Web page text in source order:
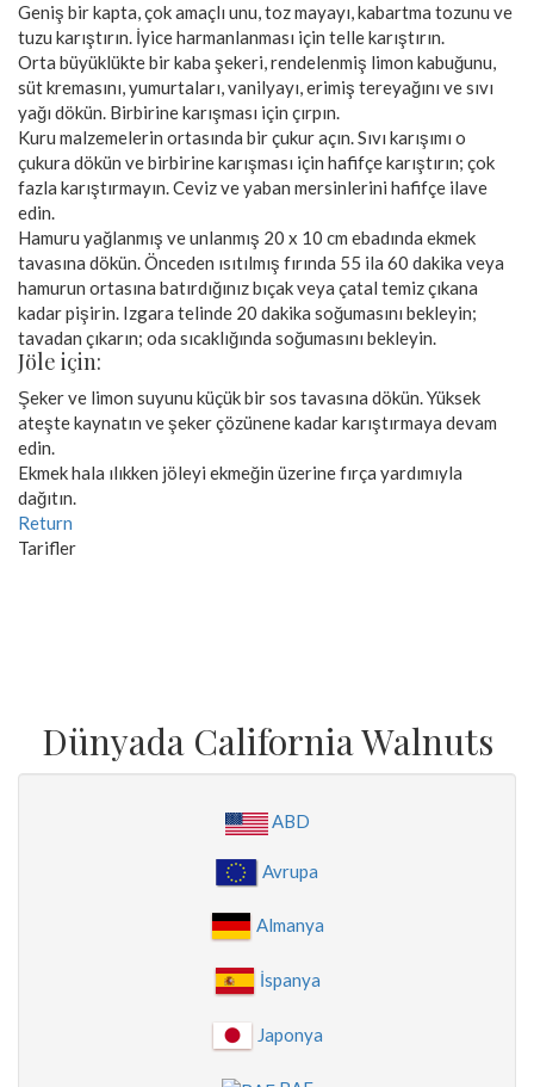
Geniş bir kapta, çok amaçlı unu, toz mayayı, kabartma tozunu ve
tuzu karıştırın. İyice harmanlanması için telle karıştırın.
Orta büyüklükte bir kaba şekeri, rendelenmiş limon kabuğunu,
süt kremasını, yumurtaları, vanilyayı, erimiş tereyağını ve sıvı
yağı dökün. Birbirine karışması için çırpın.
Kuru malzemelerin ortasında bir çukur açın. Sıvı karışımı o
çukura dökün ve birbirine karışması için hafifçe karıştırın; çok
fazla karıştırmayın. Ceviz ve yaban mersinlerini hafifçe ilave
edin.
Hamuru yağlanmış ve unlanmış 20 x 10 cm ebadında ekmek
tavasına dökün. Önceden ısıtılmış fırında 55 ila 60 dakika veya
hamurun ortasına batırdığınız bıçak veya çatal temiz çıkana
kadar pişirin. Izgara telinde 20 dakika soğumasını bekleyin;
tavadan çıkarın; oda sıcaklığında soğumasını bekleyin.
Jöle için:
Şeker ve limon suyunu küçük bir sos tavasına dökün. Yüksek
ateşte kaynatın ve şeker çözünene kadar karıştırmaya devam
edin.
Ekmek hala ılıkken jöleyi ekmeğin üzerine fırça yardımıyla
dağıtın.
Return
Tarifler
Dünyada California Walnuts
ABD
Avrupa
Almanya
İspanya
Japonya